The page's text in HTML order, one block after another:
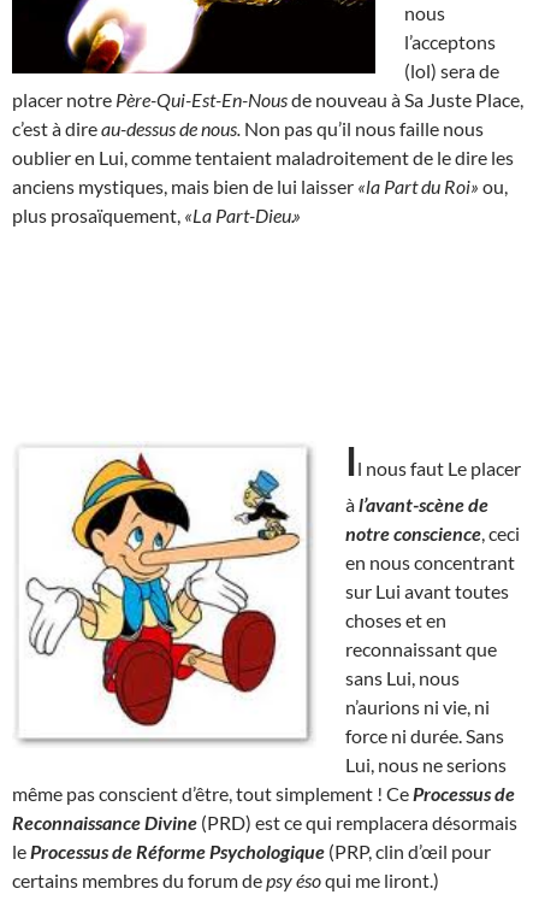
nous
l’acceptons
(lol) sera de
placer notre Père-Qui-Est-En-Nousde nouveau à Sa Juste Place,
c’est à direau-dessus de nous. Non pas qu’il nous faille nous
oublier en Lui, comme tentaient maladroitement de le dire les
anciens mystiques, mais bien de lui laisser «la Part du Roi» ou,
plus prosaïquement, «La Part-Dieu.»
Il nous faut Le placer
àl’avant-scène de
notre conscience , ceci
en nous concentrant
sur Lui avant toutes
choses et en
reconnaissant que
sans Lui, nous
n’aurions ni vie, ni
force ni durée. Sans
Lui, nous ne serions
même pas conscient d’être, tout simplement ! Ce Processus de
Reconnaissance Divine (PRD) est ce qui remplacera désormais
le Processus de Réforme Psychologique (PRP, clin d’œil pour
certains membres du forum depsy ésoqui me liront.)